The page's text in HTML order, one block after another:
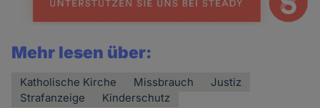
Mehr lesen über:
Katholische Kirche Missbrauch
Justiz
Strafanzeige
Kinderschutz